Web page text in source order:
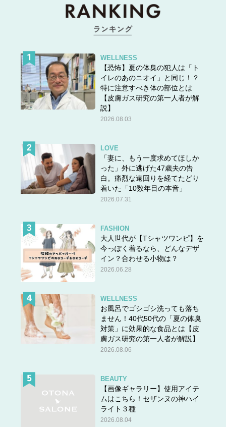
WELLNESS
【恐怖】夏の体臭の犯人は「ト
イレのあのニオイ」と同じ！？
特に注意すべき体の部位とは
【皮膚ガス研究の第一人者が解
説】
2026.08.03
LOVE
「妻に、もう一度求めてほしか
った」外に逃げた47歳夫の告
白。痛烈な遠回りを経てたどり
着いた「10数年目の本音」
2026.07.31
FASHION
大人世代が【Tシャツワンピ】を
今っぽく着るなら、どんなデザ
イン？合わせる小物は？
2026.06.28
WELLNESS
お風呂でゴシゴシ洗っても落ち
ません！40代50代の「夏の体臭
対策」に効果的な食品とは【皮
膚ガス研究の第一人者が解説】
2026.08.06
BEAUTY
【画像ギャラリー】使用アイテ
ムはこちら！セザンヌの神ハイ
ライト３種
2026.08.04